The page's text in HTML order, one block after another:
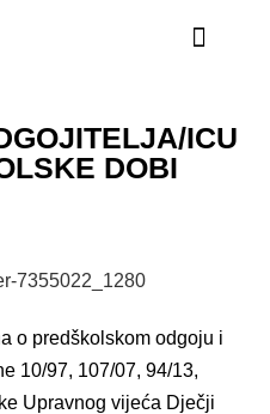
ICU
DOBI
o predškolskom odgoju i
10/97, 107/07, 94/13,
Upravnog vijeća Dječji